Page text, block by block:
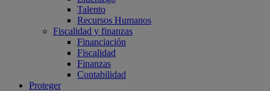
Talento
Recursos Humanos
Fiscalidad y finanzas
Financiación
Fiscalidad
Finanzas
Contabilidad
Proteger